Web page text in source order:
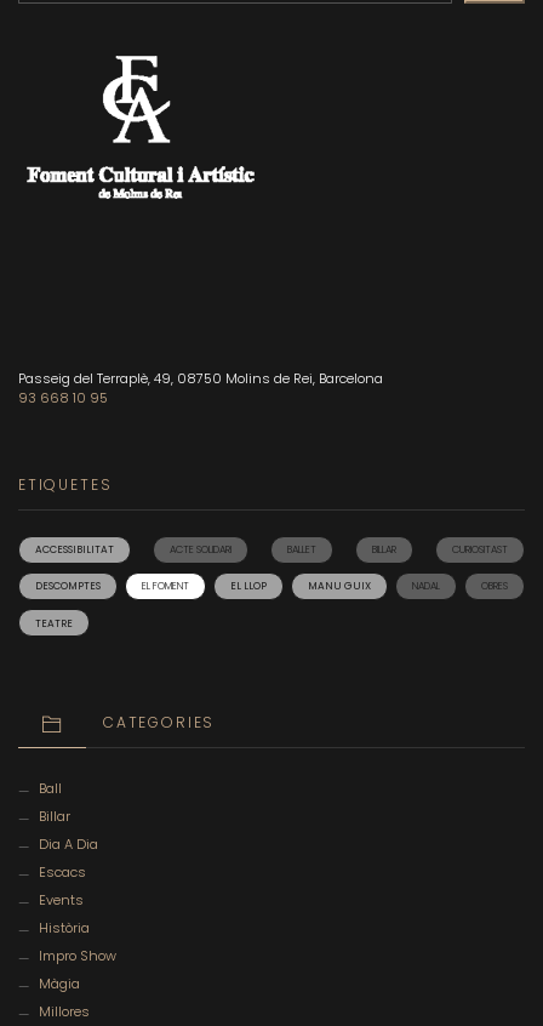
Passeig del Terraplè, 49, 08750 Molins de Rei, Barcelona
93 668 10 95
ETIQUETES
ACCESSIBILITAT ACTE SOLIDARI BALLET BILLAR CURIOSITAST
DESCOMPTES EL FOMENT EL LLOP MANU GUIX NADAL OBRES
TEATRE
CATEGORIES
Ball
Billar
Dia A Dia
Escacs
Events
Història
Impro Show
Màgia
Millores